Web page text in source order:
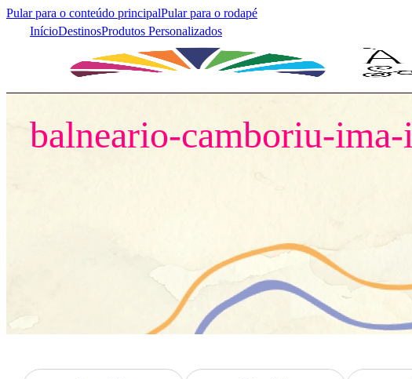
Pular para o conteúdo principalPular para o rodapé
InícioDestinosProdutos Personalizados
balneario-camboriu-ima-icones
balneario-camboriu-ima-